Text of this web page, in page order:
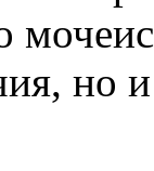
но